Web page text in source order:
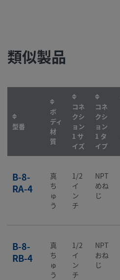
類似製品
型番
ボ
ディ
材
質
コネ
クシ
ョン
1 サ
イズ
コネ
クシ
ョン
1 タ
イプ
B-8-
RA-4
真
ち
ゅ
う
1/2
イ
ン
チ
NPT
めね
じ
B-8-
RB-4
真
ち
ゅ
う
1/2
イ
ン
チ
NPT
おね
じ